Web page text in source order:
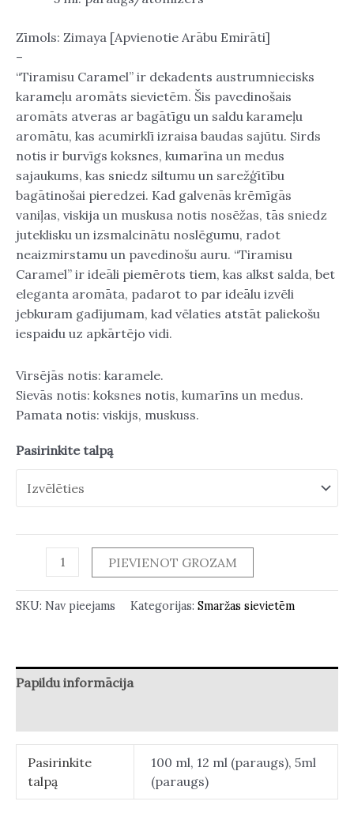
Zīmols: Zimaya [Apvienotie Arābu Emirāti]
–
“Tiramisu Caramel” ir dekadents austrumniecisks
karameļu aromāts sievietēm. Šis pavedinošais
aromāts atveras ar bagātīgu un saldu karameļu
aromātu, kas acumirklī izraisa baudas sajūtu. Sirds
notis ir burvīgs koksnes, kumarīna un medus
sajaukums, kas sniedz siltumu un sarežģītību
bagātinošai pieredzei. Kad galvenās krēmīgās
vaniļas, viskija un muskusa notis nosēžas, tās sniedz
juteklisku un izsmalcinātu noslēgumu, radot
neaizmirstamu un pavedinošu auru. “Tiramisu
Caramel” ir ideāli piemērots tiem, kas alkst salda, bet
eleganta aromāta, padarot to par ideālu izvēli
jebkuram gadījumam, kad vēlaties atstāt paliekošu
iespaidu uz apkārtējo vidi.
Virsējās notis: karamele.
Sievās notis: koksnes notis, kumarīns un medus.
Pamata notis: viskijs, muskuss.
Pasirinkite talpą
PIEVIENOT GROZAM
SKU: Nav pieejams Kategorijas: Smaržas sievietēm
Papildu informācija
Pasirinkite
talpą
100 ml, 12 ml (paraugs), 5ml
(paraugs)